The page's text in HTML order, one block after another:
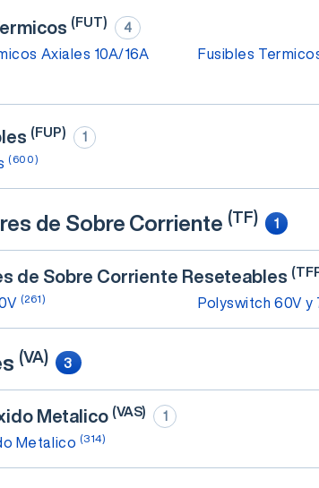
(FUT) 4
Axiales 10A/16A Fusibles
(FUP) 1
(600)
de Sobre Corriente (TF) 1
de Sobre Corriente Reseteables
(261) Polyswitch 60V y
(VA) 3
Metalico (VAS) 1
Metalico (314)